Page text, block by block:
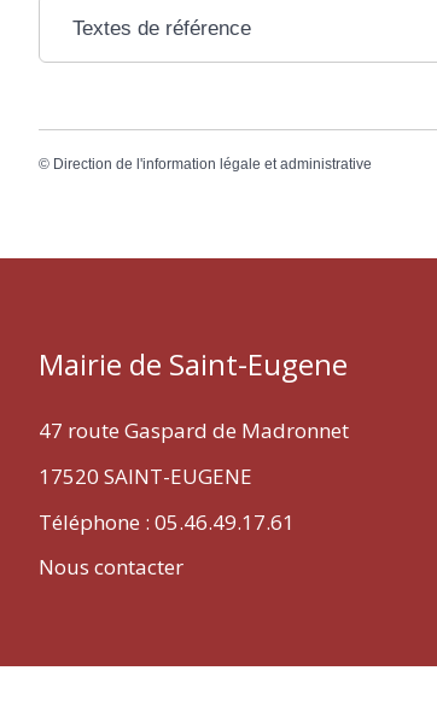
Textes de référence
© Direction de l'information légale et administrative
Mairie de Saint-Eugene
47 route Gaspard de Madronnet
17520 SAINT-EUGENE
Téléphone : 05.46.49.17.61
Nous contacter